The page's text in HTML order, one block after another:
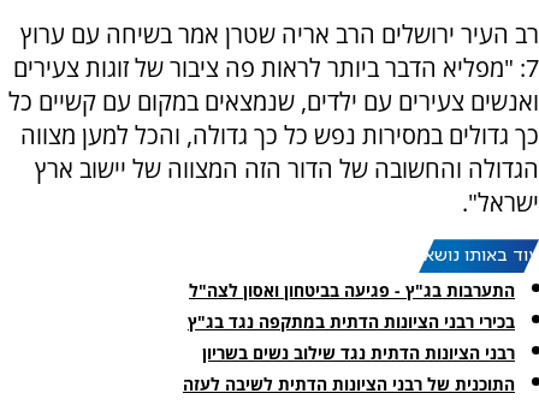
רב העיר ירושלים הרב אריה שטרן אמר בשיחה עם ערוץ
7: "מפליא הדבר ביותר לראות פה ציבור של זוגות צעירים
ואנשים צעירים עם ילדים, שנמצאים במקום עם קשיים כל
כך גדולים במסירות נפש כל כך גדולה, והכל למען מצווה
הגדולה והחשובה של הדור הזה המצווה של יישוב ארץ
ישראל".
עוד באותו נושא:
התערבות בג"ץ - פגיעה בביטחון ואסון לצה"ל
בכירי רבני הציונות הדתית במתקפה נגד בג"ץ
רבני הציונות הדתית נגד שילוב נשים בשריון
התוכנית של רבני הציונות הדתית לשיבה לעזה